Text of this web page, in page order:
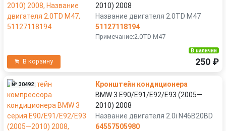
2010) 2008
Название двигателя 2.0TD M47
51127118194
Примечание:2.0TD M47
В корзину
В наличии
250 ₽
№ 30492
Кронштейн кондиционера
BMW 3 E90/E91/E92/E93 (2005—
2010) 2008
Название двигателя 2.0i N46B20BD
64557505980